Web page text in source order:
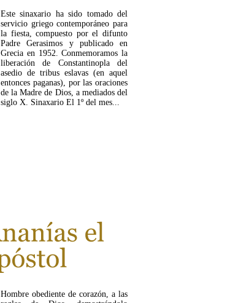
Este sinaxario ha sido tomado del
servicio griego contemporáneo para
la fiesta, compuesto por el difunto
Padre Gerasimos y publicado en
Grecia en 1952. Conmemoramos la
liberación de Constantinopla del
asedio de tribus eslavas (en aquel
entonces paganas), por las oraciones
de la Madre de Dios, a mediados del
siglo X. Sinaxario El 1º del mes...
Hombre obediente de corazón, a las